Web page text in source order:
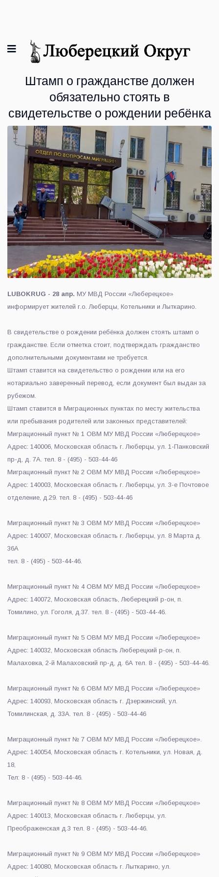
Штамп о гражданстве должен
обязательно стоять в
свидетельстве о рождении ребёнка
LUBOKRUG - 28 апр. МУ МВД России «Люберецкое»
информирует жителей г.о. Люберцы, Котельники и Лыткарино.
В свидетельстве о рождении ребёнка должен стоять штамп о
гражданстве. Если отметка стоит, подтверждать гражданство
дополнительными документами не требуется.
Штамп ставится на свидетельство о рождении или на его
нотариально заверенный перевод, если документ был выдан за
рубежом.
Штамп ставится в Миграционных пунктах по месту жительства
или пребывания родителей или законных представителей:
Миграционный пункт № 1 ОВМ МУ МВД России «Люберецкое»
Адрес: 140006, Московская область г. Люберцы, ул. 1-Панковский
пр-д, д. 7А. тел. 8 - (495) - 503-44-46
Миграционный пункт № 2 ОВМ МУ МВД России «Люберецкое»
Адрес: 140003, Московская область г. Люберцы, ул. 3-е Почтовое
отделение, д.29. тел. 8 - (495) - 503-44-46
Миграционный пункт № 3 ОВМ МУ МВД России «Люберецкое»
Адрес: 140007, Московская область г. Люберцы, ул. 8 Марта д.
36А
тел. 8 - (495) - 503-44-46.
Миграционный пункт № 4 ОВМ МУ МВД России «Люберецкое»
Адрес: 140072, Московская область, Люберецкий р-он, п.
Томилино, ул. Гоголя, д.37. тел. 8 - (495) - 503-44-46.
Миграционный пункт № 5 ОВМ МУ МВД России «Люберецкое»
Адрес: 140032, Московская область Люберецкий р-он, п.
Малаховка, 2-й Малаховский пр-д, д. 6А тел. 8 - (495) - 503-44-46.
Миграционный пункт № 6 ОВМ МУ МВД России «Люберецкое»
Адрес: 140093, Московская область г. Дзержинский, ул.
Томилинская, д. 33А. тел. 8 - (495) - 503-44-46
Миграционный пункт № 7 ОВМ МУ МВД России «Люберецкое».
Адрес: 140054, Московская область г. Котельники, ул. Новая, д.
18,
Тел: 8 - (495) - 503-44-46.
Миграционный пункт № 8 ОВМ МУ МВД России «Люберецкое»
Адрес: 140013, Московская область г. Люберцы, ул.
Преображенская д.3 тел. 8 - (495) - 503-44-46.
Миграционный пункт № 9 ОВМ МУ МВД России «Люберецкое»
Адрес: 140080, Московская область г. Лыткарино, ул.